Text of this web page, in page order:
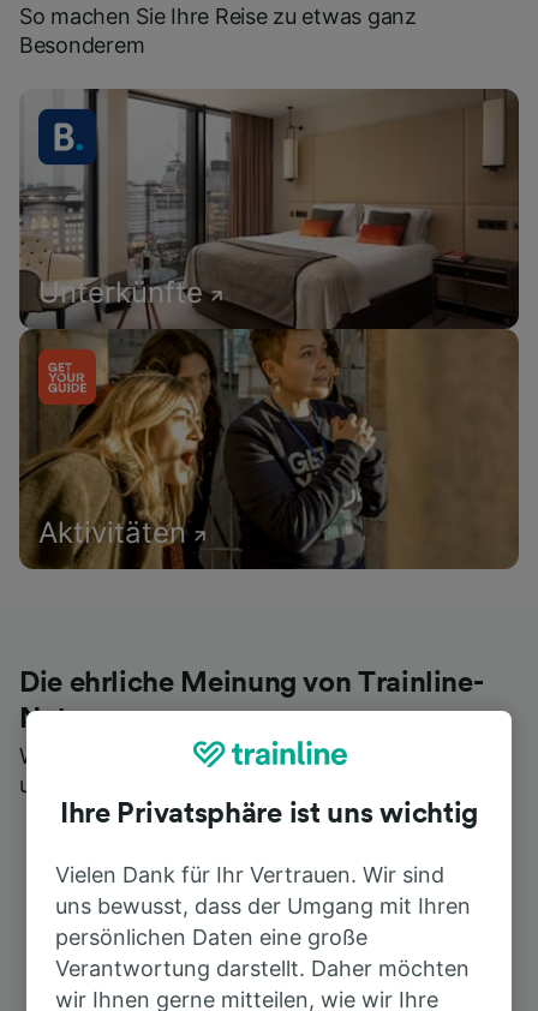
So machen Sie Ihre Reise zu etwas ganz
Besonderem
Unterkünfte
Aktivitäten
Die ehrliche Meinung von Trainline-
Nutzern
Wer könnte Ihnen besseres Feedback geben als
unsere Kunden selbst?
Ihre Privatsphäre ist uns wichtig
Vielen Dank für Ihr Vertrauen. Wir sind
uns bewusst, dass der Umgang mit Ihren
persönlichen Daten eine große
Verantwortung darstellt. Daher möchten
wir Ihnen gerne mitteilen, wie wir Ihre